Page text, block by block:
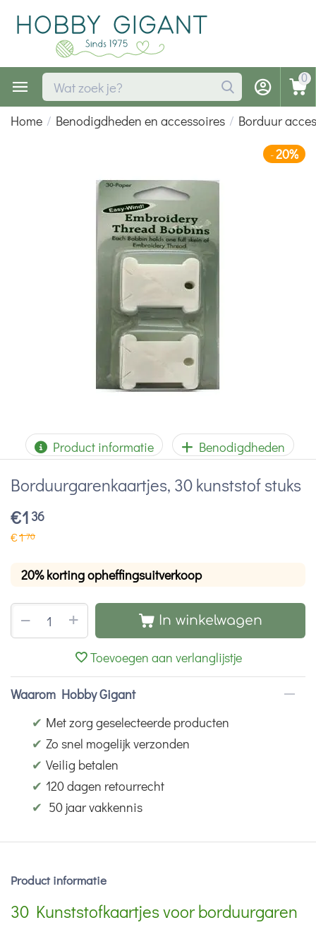
0
Home / Benodigdheden en accessoires / Borduur
-20%
Product informatie Benodigdheden
Borduurgarenkaartjes, 30 kunststof stuks
€1 36
€170
20% korting opheffingsuitverkoop
+
− In winkelwagen
Toevoegen aan verlanglijstje
Waarom Hobby Gigant
✔ Met zorg geselecteerde producten
✔ Zo snel mogelijk verzonden
✔ Veilig betalen
✔ 120 dagen retourrecht
✔ 50 jaar vakkennis
Product informatie
30 Kunststofkaartjes voor borduurgaren